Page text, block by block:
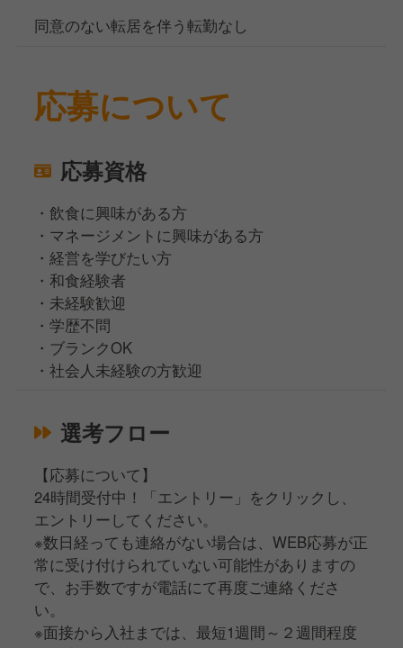
同意のない転居を伴う転勤なし
応募について
応募資格
・飲食に興味がある方
・マネージメントに興味がある方
・経営を学びたい方
・和食経験者
・未経験歓迎
・学歴不問
・ブランクOK
・社会人未経験の方歓迎
選考フロー
【応募について】
24時間受付中！「エントリー」をクリックし、
エントリーしてください。
※数日経っても連絡がない場合は、WEB応募が正
常に受け付けられていない可能性がありますの
で、お手数ですが電話にて再度ご連絡くださ
い。
※面接から入社までは、最短1週間～２週間程度